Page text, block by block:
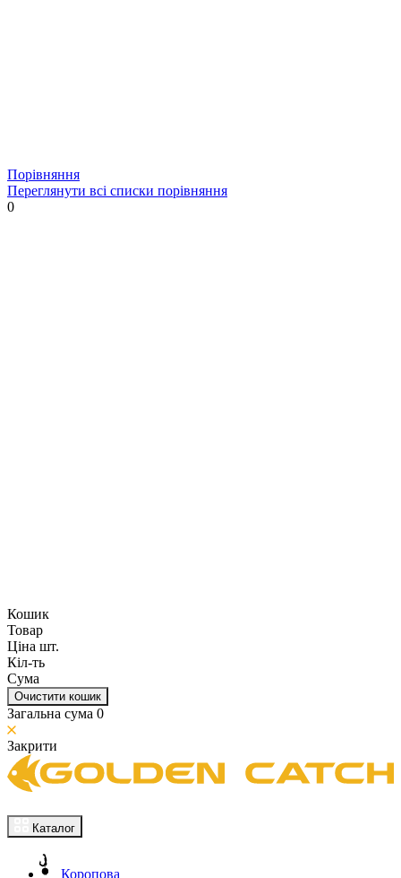
Порівняння
Переглянути всі списки порівняння
0
Кошик
Товар
Ціна шт.
Кіл-ть
Сума
Очистити кошик
Загальна сума 0
Закрити
Каталог
Коропова